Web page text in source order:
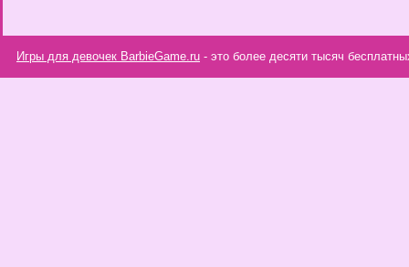
Игры для девочек BarbieGame.ru - это более десяти тысяч